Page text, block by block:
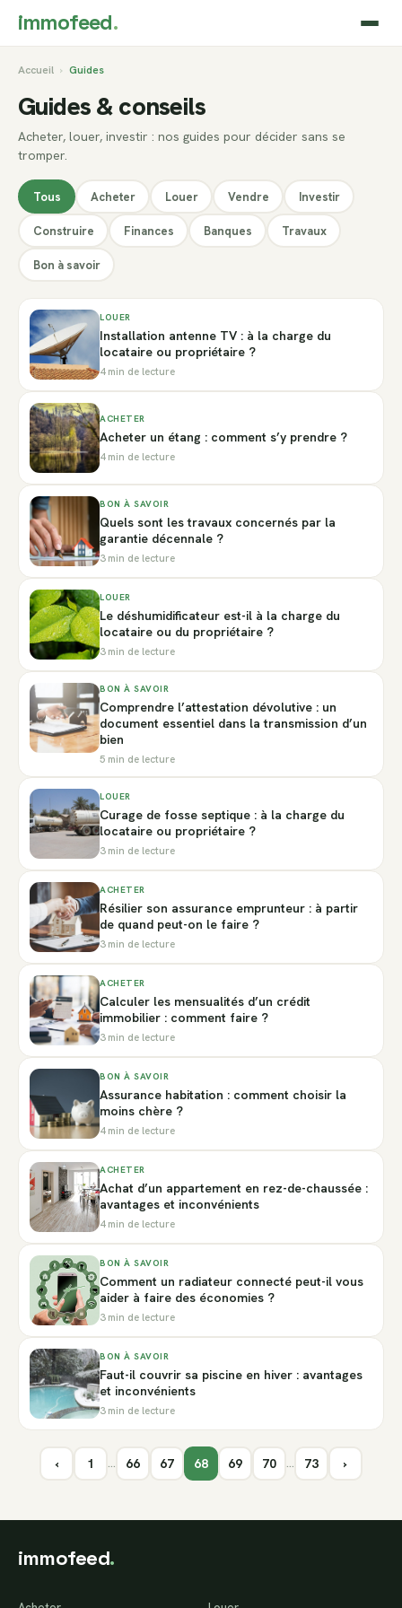
immofeed.
Accueil › Guides
Guides & conseils
Acheter, louer, investir : nos guides pour décider sans se
tromper.
Tous Acheter Louer Vendre Investir
Construire Finances Banques Travaux
Bon à savoir
LOUER
Installation antenne TV : à la charge du
locataire ou propriétaire ?
4 min de lecture
ACHETER
Acheter un étang : comment s’y prendre ?
4 min de lecture
BON À SAVOIR
Quels sont les travaux concernés par la
garantie décennale ?
3 min de lecture
LOUER
Le déshumidificateur est-il à la charge du
locataire ou du propriétaire ?
3 min de lecture
BON À SAVOIR
Comprendre l’attestation dévolutive : un
document essentiel dans la transmission d’un
bien
5 min de lecture
LOUER
Curage de fosse septique : à la charge du
locataire ou propriétaire ?
3 min de lecture
ACHETER
Résilier son assurance emprunteur : à partir
de quand peut-on le faire ?
3 min de lecture
ACHETER
Calculer les mensualités d’un crédit
immobilier : comment faire ?
3 min de lecture
BON À SAVOIR
Assurance habitation : comment choisir la
moins chère ?
4 min de lecture
ACHETER
Achat d’un appartement en rez-de-chaussée :
avantages et inconvénients
4 min de lecture
BON À SAVOIR
Comment un radiateur connecté peut-il vous
aider à faire des économies ?
3 min de lecture
BON À SAVOIR
Faut-il couvrir sa piscine en hiver : avantages
et inconvénients
3 min de lecture
‹ 1 … 66 67 68 69 70 … 73 ›
immofeed.